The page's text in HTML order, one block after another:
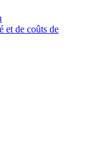
et de coûts de